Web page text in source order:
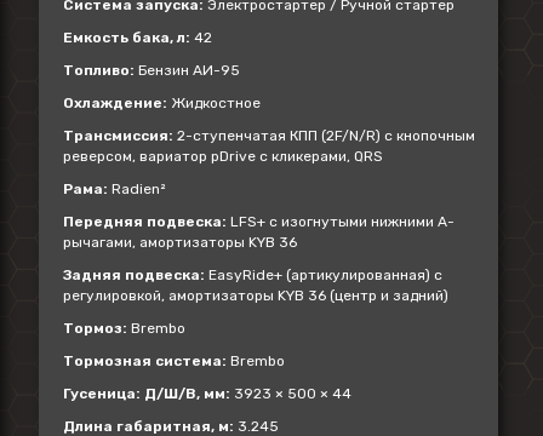
Система запуска: Электростартер / Ручной стартер
Емкость бака, л: 42
Топливо: Бензин АИ-95
Охлаждение: Жидкостное
Трансмиссия: 2-ступенчатая КПП (2F/N/R) с кнопочным
реверсом, вариатор pDrive с кликерами, QRS
Рама: Radien²
Передняя подвеска: LFS+ с изогнутыми нижними А-
рычагами, амортизаторы KYB 36
Задняя подвеска: EasyRide+ (артикулированная) с
регулировкой, амортизаторы KYB 36 (центр и задний)
Тормоз: Brembo
Тормозная система: Brembo
Гусеница: Д/Ш/В, мм: 3923 × 500 × 44
Длина габаритная, м: 3.245